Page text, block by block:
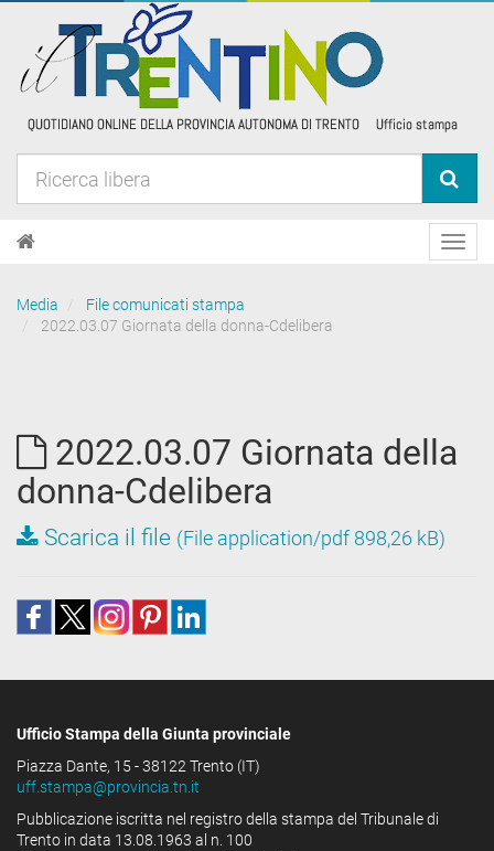
Media
File comunicati stampa
2022.03.07 Giornata della donna-Cdelibera
2022.03.07 Giornata della
donna-Cdelibera
Scarica il file (File application/pdf 898,26 kB)
Ufficio Stampa della Giunta provinciale
Piazza Dante, 15 - 38122 Trento (IT)
uff.stampa@provincia.tn.it
Pubblicazione iscritta nel registro della stampa del Tribunale di
Trento in data 13.08.1963 al n. 100